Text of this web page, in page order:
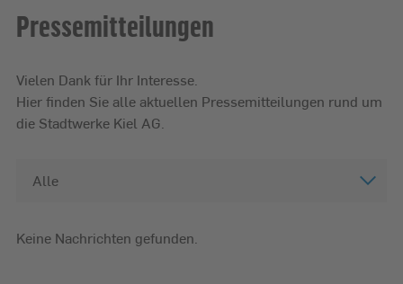
Pressemitteilungen
Vielen Dank für Ihr Interesse.
Hier finden Sie alle aktuellen Pressemitteilungen rund um
die Stadtwerke Kiel AG.
Alle
Keine Nachrichten gefunden.